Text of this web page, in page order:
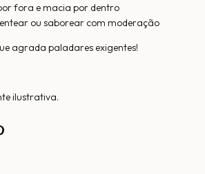
fora e macia por dentro
ou saborear com moderação
agrada paladares exigentes!
ilustrativa.